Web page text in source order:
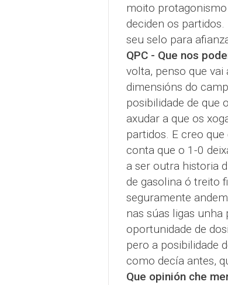
moito protagonismo
deciden os
seu selo para
QPC - Que nos
volta, penso que
dimensións do
posibilidade de que
axudar a que os
partidos. E creo
conta que o 1-0
a ser outra historia
de gasolina ó treito
seguramente
nas súas ligas
oportunidade de
pero a posibilidade
como decía antes,
Que opinión che